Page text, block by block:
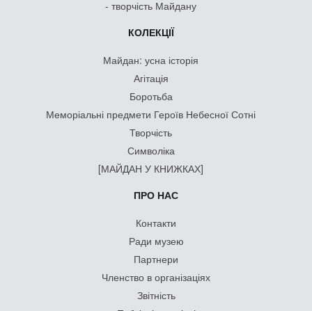
- творчість Майдану
КОЛЕКЦІЇ
Майдан: усна історія
Агітація
Боротьба
Меморіальні предмети Героїв Небесної Сотні
Творчість
Символіка
[МАЙДАН У КНИЖКАХ]
ПРО НАС
Контакти
Ради музею
Партнери
Членство в організаціях
Звітність